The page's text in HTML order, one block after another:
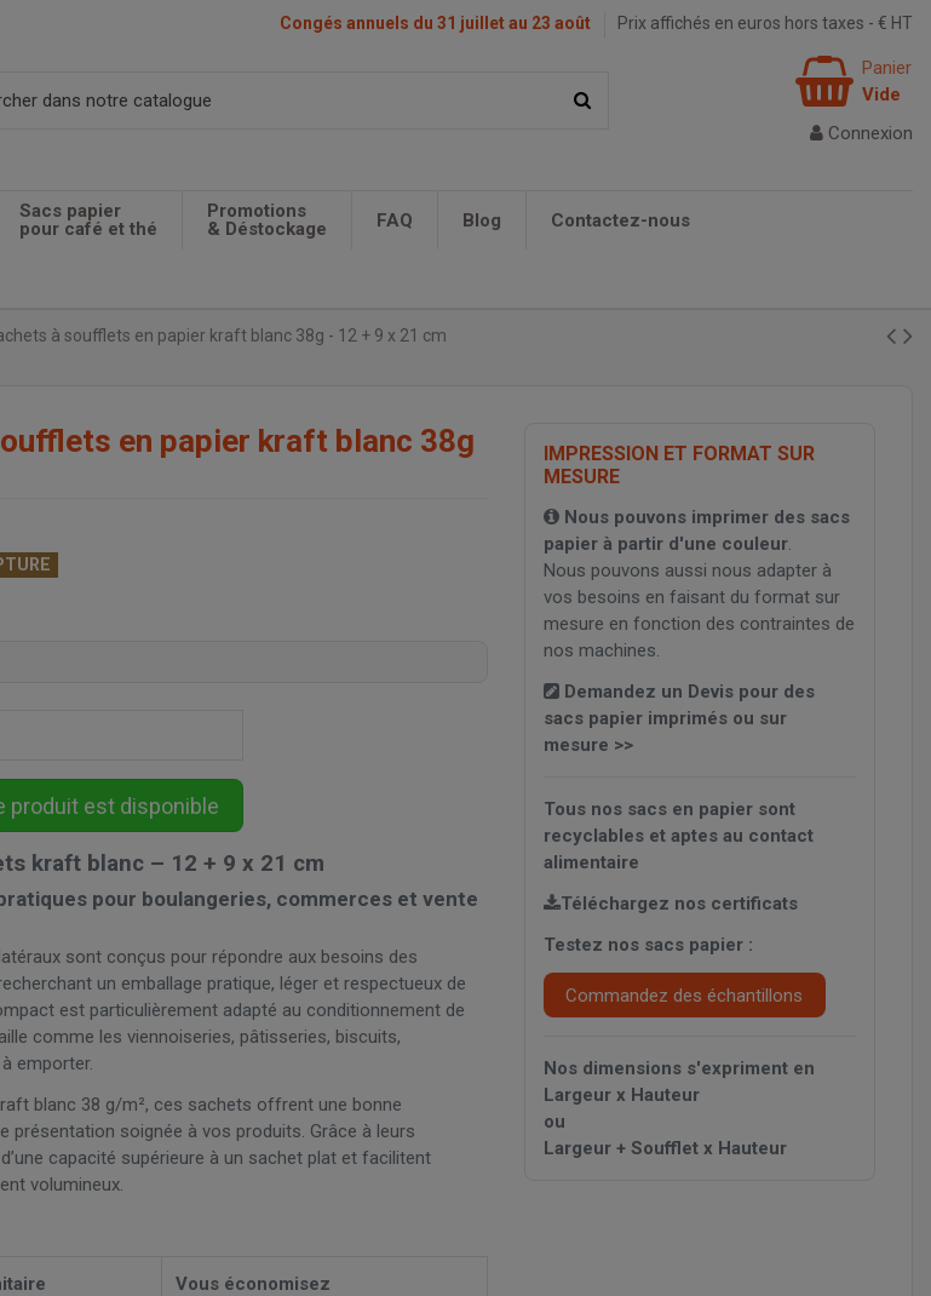
Congés annuels du 31 juillet au 23 août Prix affichés en euros hors taxes - € HT
Panier
Vide
Connexion
Sacs papier
pour café et thé
Promotions
& Déstockage
FAQ Blog Contactez-nous
à soufflets en papier kraft blanc 38g - 12 + 9 x 21 cm
en papier kraft blanc 38g
kraft blanc – 12 + 9 x 21 cm
pour boulangeries, commerces et vente
sont conçus pour répondre aux besoins des
un emballage pratique, léger et respectueux de
est particulièrement adapté au conditionnement de
comme les viennoiseries, pâtisseries, biscuits,
emporter.
blanc 38 g/m², ces sachets offrent une bonne
présentation soignée à vos produits. Grâce à leurs
capacité supérieure à un sachet plat et facilitent
volumineux.
Vous économisez
IMPRESSION ET FORMAT SUR
MESURE
Nous pouvons imprimer des sacs
papier à partir d'une couleur.
Nous pouvons aussi nous adapter à
vos besoins en faisant du format sur
mesure en fonction des contraintes de
nos machines.
Demandez un Devis pour des
sacs papier imprimés ou sur
mesure >>
Tous nos sacs en papier sont
recyclables et aptes au contact
alimentaire
Téléchargez nos certificats
Testez nos sacs papier :
Commandez des échantillons
Nos dimensions s'expriment en
Largeur x Hauteur
ou
Largeur + Soufflet x Hauteur